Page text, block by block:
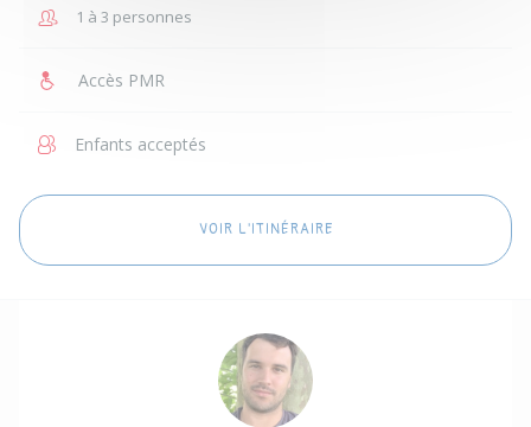
1 à 3 personnes
Accès PMR
Enfants acceptés
VOIR L'ITINÉRAIRE